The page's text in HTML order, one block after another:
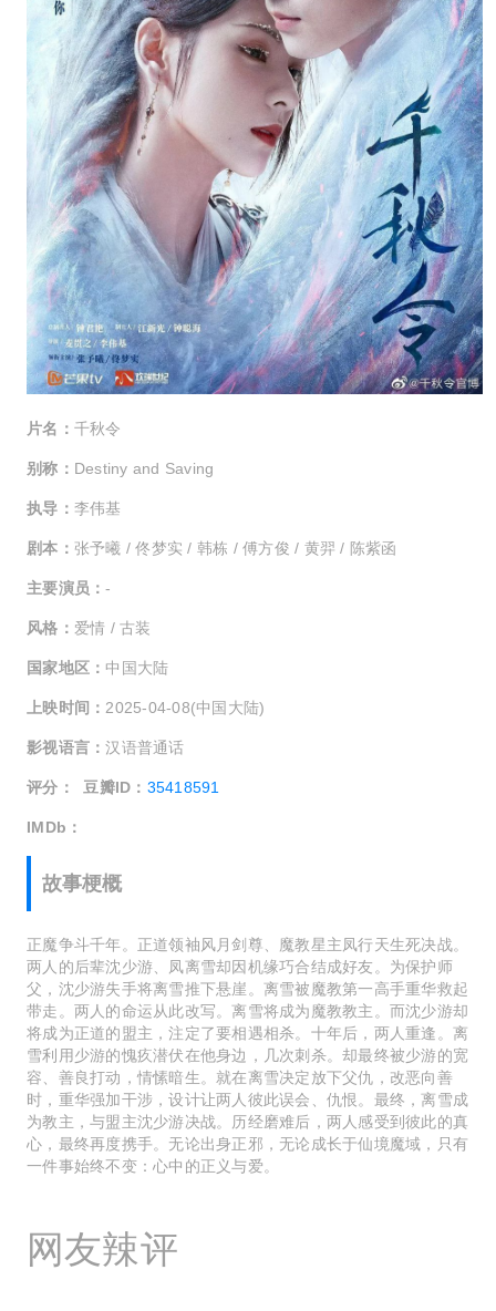
片名： 千秋令
别称： Destiny and Saving
执导： 李伟基
剧本： 张予曦 / 佟梦实 / 韩栋 / 傅方俊 / 黄羿 / 陈紫函
主要演员：-
风格： 爱情 / 古装
国家地区： 中国大陆
上映时间： 2025-04-08(中国大陆)
影视语言：汉语普通话
评分： 豆瓣ID： 35418591
IMDb：
故事梗概
正魔争斗千年。正道领袖风月剑尊、魔教星主凤行天生死决战。
两人的后辈沈少游、凤离雪却因机缘巧合结成好友。为保护师
父，沈少游失手将离雪推下悬崖。离雪被魔教第一高手重华救起
带走。两人的命运从此改写。离雪将成为魔教教主。而沈少游却
将成为正道的盟主，注定了要相遇相杀。十年后，两人重逢。离
雪利用少游的愧疚潜伏在他身边，几次刺杀。却最终被少游的宽
容、善良打动，情愫暗生。就在离雪决定放下父仇，改恶向善
时，重华强加干涉，设计让两人彼此误会、仇恨。最终，离雪成
为教主，与盟主沈少游决战。历经磨难后，两人感受到彼此的真
心，最终再度携手。无论出身正邪，无论成长于仙境魔域，只有
一件事始终不变：心中的正义与爱。
网友辣评